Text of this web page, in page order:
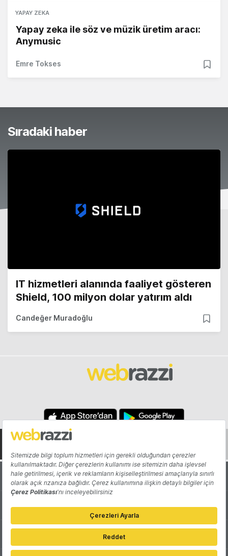
YAPAY ZEKA
Yapay zeka ile söz ve müzik üretim aracı:
Anymusic
Emre Tokses
Sıradaki haber
IT hizmetleri alanında faaliyet gösteren
Shield, 100 milyon dolar yatırım aldı
Candeğer Muradoğlu
Hakkında Yazarlar
Katkıda Bulun Reklam